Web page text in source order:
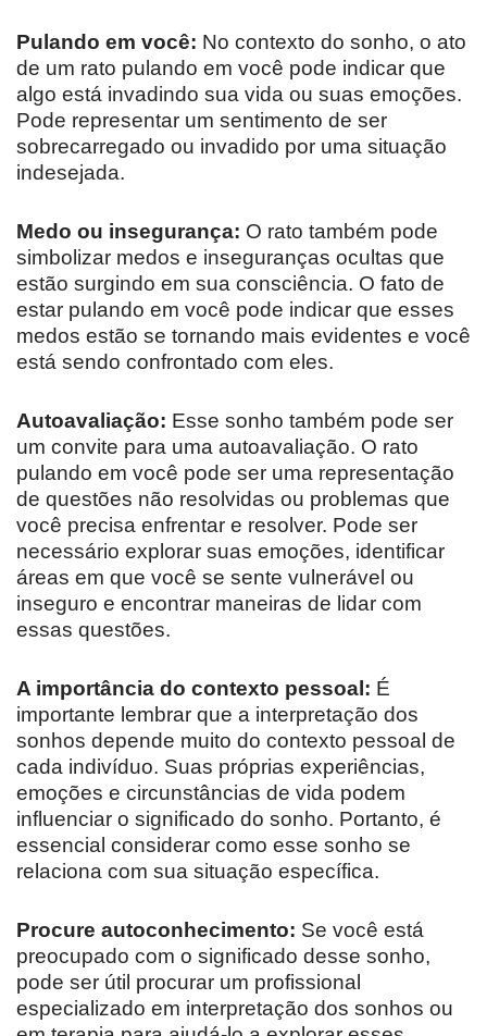
Pulando em você: No contexto do sonho, o ato
de um rato pulando em você pode indicar que
algo está invadindo sua vida ou suas emoções.
Pode representar um sentimento de ser
sobrecarregado ou invadido por uma situação
indesejada.
Medo ou insegurança: O rato também pode
simbolizar medos e inseguranças ocultas que
estão surgindo em sua consciência. O fato de
estar pulando em você pode indicar que esses
medos estão se tornando mais evidentes e você
está sendo confrontado com eles.
Autoavaliação: Esse sonho também pode ser
um convite para uma autoavaliação. O rato
pulando em você pode ser uma representação
de questões não resolvidas ou problemas que
você precisa enfrentar e resolver. Pode ser
necessário explorar suas emoções, identificar
áreas em que você se sente vulnerável ou
inseguro e encontrar maneiras de lidar com
essas questões.
A importância do contexto pessoal: É
importante lembrar que a interpretação dos
sonhos depende muito do contexto pessoal de
cada indivíduo. Suas próprias experiências,
emoções e circunstâncias de vida podem
influenciar o significado do sonho. Portanto, é
essencial considerar como esse sonho se
relaciona com sua situação específica.
Procure autoconhecimento: Se você está
preocupado com o significado desse sonho,
pode ser útil procurar um profissional
especializado em interpretação dos sonhos ou